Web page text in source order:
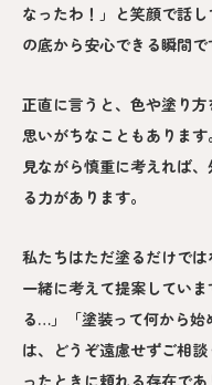
なったわ！」と笑顔で話
の底から安心できる瞬間で
正直に言うと、色や塗り
思いがちなこともありま
見ながら慎重に考えれば
る力があります。
私たちはただ塗るだけで
一緒に考えて提案してい
る…」「塗装って何から始
は、どうぞ遠慮せずご相
ったときに頼れる存在であ